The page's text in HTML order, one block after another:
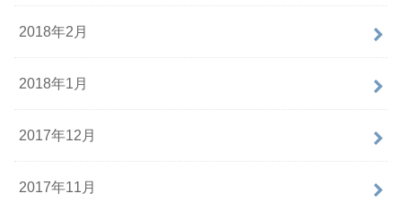
2018年2月
2018年1月
2017年12月
2017年11月